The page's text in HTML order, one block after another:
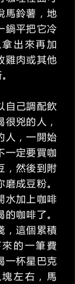
馬鈴薯，地
鍋平把它冷
出來再加
雞肉或其他
自己調配飲
兇的人，
人，一開始
一定要買咖
，然後到附
成豆粉。
水加上咖啡
咖啡了。
，這個累積
的一筆費
一杯星巴克
左右，馬